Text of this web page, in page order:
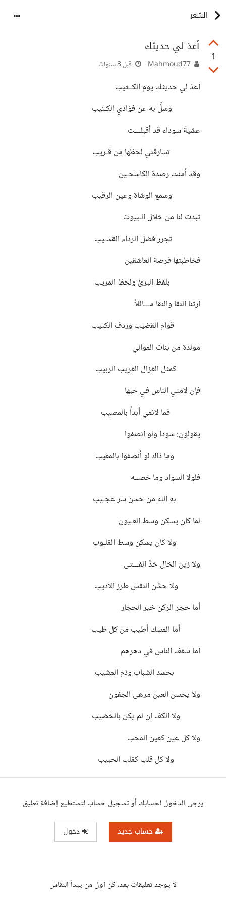
الشعر
1
أعذ لي حديثك
قبل 3 سنوات
أعدْ لي حديثك يوم الكــثيب
وسلِّ به عن فؤادي الكـئيب
عشيةَ سوداء قد أقبلـــت
تسارقني لحظها من قـريب
وقد أمنت رصدة الكاشحـين
وسمع الوشاة وعين الرقيب
تبدت لنا من خلال الـبيوت
تجرر فضل الرداء القشـيب
فخاطبتها فرصة العاشقين
بلفظ البرئ ولحظ المريب
أرتنا النقا والنقا مـــائلاً
قوام القضيب وردف الكثيب
مولدة من بنات الموالي
كمثل الغزال الغريب الربيب
فإن لامني الناس في حبها
فما لائمي أبداً بالمصيب
يقولون: سودا ولو أنصفوا
وما ذاك لو أنصفوا بالمعيب
فلولا السواد وما خصــه
به الله من حسن سر عجـيب
لما كان يسكن وسط العـيون
ولا كان يسكن وسط القلـوب
ولا زين الخال خدَّ الفـــتى
ولا حسَّن النقش طرز الأديب
أما حجر الركن خير الحجار
أما المسك أطيب من كل طيب
أما شغف الناس في دهرهم
بحسد الشباب وذم المشيب
ولا يحسن العين مرهى الجفون
ولا الكف إن لم يكن بالخضيب
ولا كل عين كعين المحب
ولا كل قلب كقلب الحبيب
يرجى الدخول لحسابك أو تسجيل حساب لتستطيع إضافة تعليق
حساب جديد دخول
لا يوجد تعليقات بعد، كن أول من يبدأ النقاش